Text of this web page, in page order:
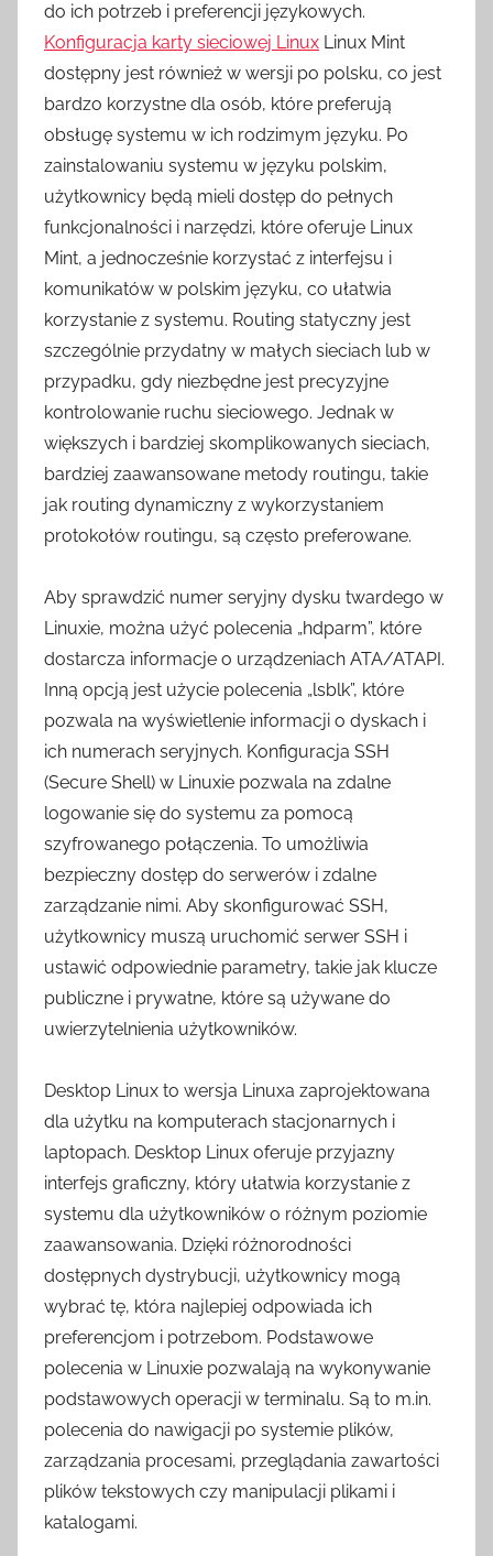
do ich potrzeb i preferencji językowych.
Konfiguracja karty sieciowej Linux Linux Mint
dostępny jest również w wersji po polsku, co jest
bardzo korzystne dla osób, które preferują
obsługę systemu w ich rodzimym języku. Po
zainstalowaniu systemu w języku polskim,
użytkownicy będą mieli dostęp do pełnych
funkcjonalności i narzędzi, które oferuje Linux
Mint, a jednocześnie korzystać z interfejsu i
komunikatów w polskim języku, co ułatwia
korzystanie z systemu. Routing statyczny jest
szczególnie przydatny w małych sieciach lub w
przypadku, gdy niezbędne jest precyzyjne
kontrolowanie ruchu sieciowego. Jednak w
większych i bardziej skomplikowanych sieciach,
bardziej zaawansowane metody routingu, takie
jak routing dynamiczny z wykorzystaniem
protokołów routingu, są często preferowane.
Aby sprawdzić numer seryjny dysku twardego w
Linuxie, można użyć polecenia „hdparm”, które
dostarcza informacje o urządzeniach ATA/ATAPI.
Inną opcją jest użycie polecenia „lsblk”, które
pozwala na wyświetlenie informacji o dyskach i
ich numerach seryjnych. Konfiguracja SSH
(Secure Shell) w Linuxie pozwala na zdalne
logowanie się do systemu za pomocą
szyfrowanego połączenia. To umożliwia
bezpieczny dostęp do serwerów i zdalne
zarządzanie nimi. Aby skonfigurować SSH,
użytkownicy muszą uruchomić serwer SSH i
ustawić odpowiednie parametry, takie jak klucze
publiczne i prywatne, które są używane do
uwierzytelnienia użytkowników.
Desktop Linux to wersja Linuxa zaprojektowana
dla użytku na komputerach stacjonarnych i
laptopach. Desktop Linux oferuje przyjazny
interfejs graficzny, który ułatwia korzystanie z
systemu dla użytkowników o różnym poziomie
zaawansowania. Dzięki różnorodności
dostępnych dystrybucji, użytkownicy mogą
wybrać tę, która najlepiej odpowiada ich
preferencjom i potrzebom. Podstawowe
polecenia w Linuxie pozwalają na wykonywanie
podstawowych operacji w terminalu. Są to m.in.
polecenia do nawigacji po systemie plików,
zarządzania procesami, przeglądania zawartości
plików tekstowych czy manipulacji plikami i
katalogami.